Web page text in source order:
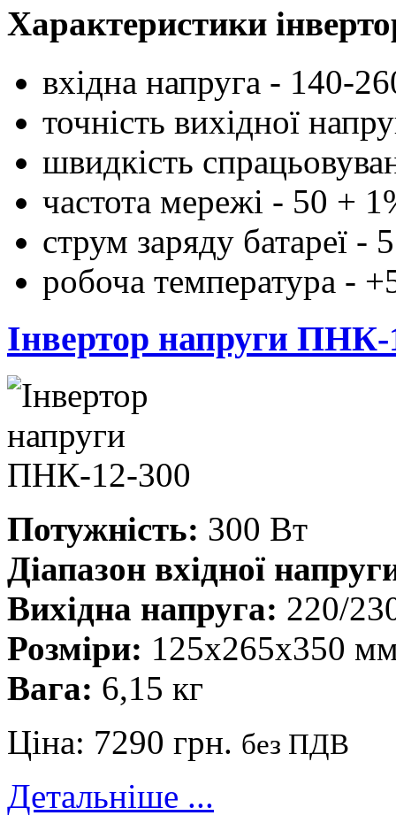
Характеристики
вхідна напруга - 140-
точність вихідної
швидкість
частота мережі - 50 +
струм заряду батареї -
робоча температура -
Інвертор напруги ПНК-
Потужність: 300 Вт
Діапазон вхідної
Вихідна напруга: 220/
Розміри: 125x265x350
Вага: 6,15 кг
Ціна: 7290 грн. без ПДВ
Детальніше ...